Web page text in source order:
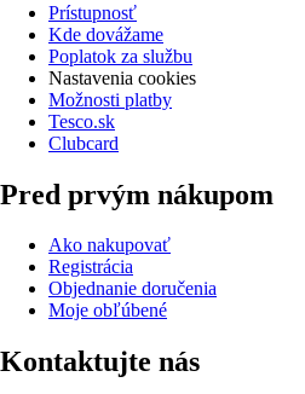
Prístupnosť
Kde dovážame
Poplatok za službu
Nastavenia cookies
Možnosti platby
Tesco.sk
Clubcard
Pred prvým nákupom
Ako nakupovať
Registrácia
Objednanie doručenia
Moje obľúbené
Kontaktujte nás